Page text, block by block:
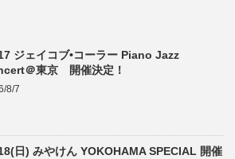
ジェイコブ•コーラー Piano Jazz
＠東京 開催決定！
8/7
日) みやけん YOKOHAMA SPECIAL 開催